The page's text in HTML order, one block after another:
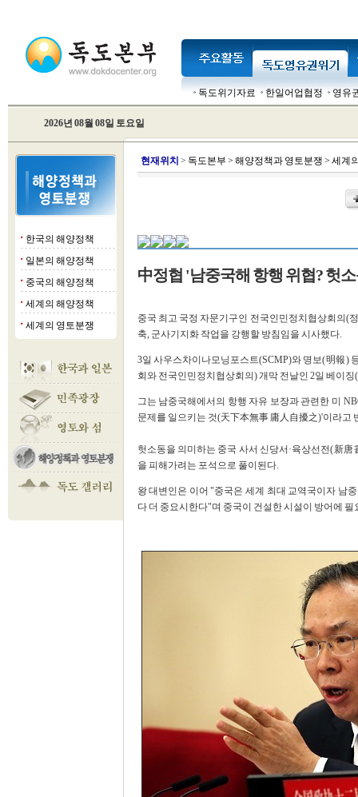
독도위기자료 한일어업협정 영유
2026년 08월 08일 토요일
■ 한국의 해양정책
■ 일본의 해양정책
■ 중국의 해양정책
■ 세계의 해양정책
■ 세계의 영토분쟁
현재위치 > 독도본부 > 해양정책과 영토분쟁 > 세계
中정협 '남중국해 항행 위협? 헛
중국 최고 국정 자문기구인 전국인민정치협상회의(
축, 군사기지화 작업을 강행할 방침임을 시사했다.
3일 사우스차이나모닝포스트(SCMP)와 명보(明報)
회와 전국인민정치협상회의) 개막 전날인 2일 베이
그는 남중국해에서의 항행 자유 보장과 관련한 미
문제를 일으키는 것(天下本無事 庸人自擾之)'이라고
헛소동을 의미하는 중국 사서 신당서·육상선전(新
을 피해가려는 포석으로 풀이된다.
왕 대변인은 이어 "중국은 세계 최대 교역국이자 남
다 더 중요시한다"며 중국이 건설한 시설이 방어에